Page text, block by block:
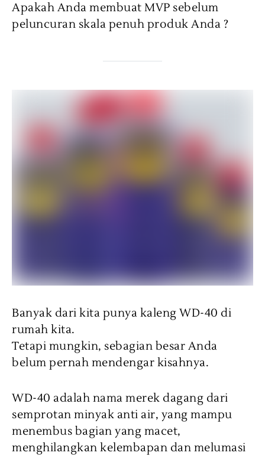
Apakah Anda membuat MVP sebelum
peluncuran skala penuh produk Anda ?
Banyak dari kita punya kaleng WD-40 di
rumah kita.
Tetapi mungkin, sebagian besar Anda
belum pernah mendengar kisahnya.
WD-40 adalah nama merek dagang dari
semprotan minyak anti air, yang mampu
menembus bagian yang macet,
menghilangkan kelembapan dan melumasi